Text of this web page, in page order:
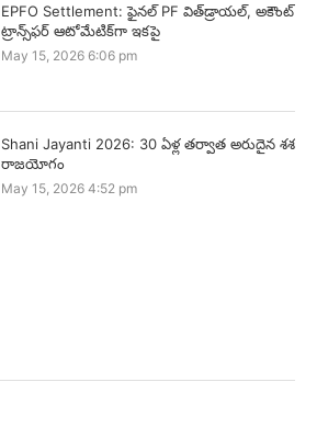
EPFO Settlement: ఫైనల్ PF విత్‌డ్రాయల్, అకౌంట్
ట్రాన్స్‌ఫర్ ఆటోమేటిక్‌గా ఇకపై
May 15, 2026 6:06 pm
Shani Jayanti 2026: 30 ఏళ్ల తర్వాత అరుదైన శశ
రాజయోగం
May 15, 2026 4:52 pm